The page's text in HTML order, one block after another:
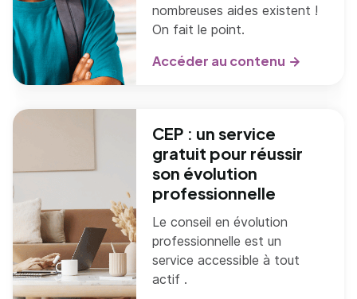
nombreuses aides existent !
On fait le point.
Accéder au contenu
CEP : un service
gratuit pour réussir
son évolution
professionnelle
Le conseil en évolution
professionnelle est un
service accessible à tout
actif .